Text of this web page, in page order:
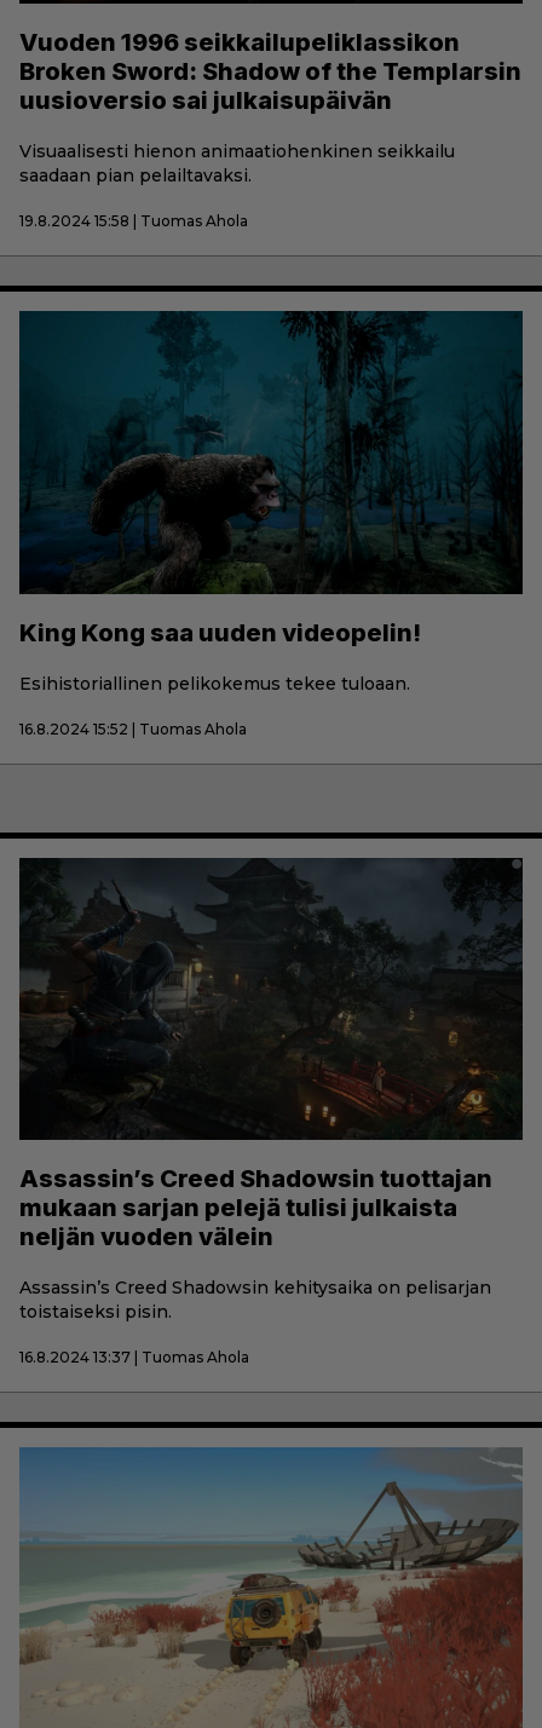
Vuoden 1996 seikkailupeliklassikon
Broken Sword: Shadow of the Templarsin
uusioversio sai julkaisupäivän
Visuaalisesti hienon animaatiohenkinen seikkailu
saadaan pian pelailtavaksi.
19.8.2024 15:58 | Tuomas Ahola
King Kong saa uuden videopelin!
Esihistoriallinen pelikokemus tekee tuloaan.
16.8.2024 15:52 | Tuomas Ahola
Assassin’s Creed Shadowsin tuottajan
mukaan sarjan pelejä tulisi julkaista
neljän vuoden välein
Assassin’s Creed Shadowsin kehitysaika on pelisarjan
toistaiseksi pisin.
16.8.2024 13:37 | Tuomas Ahola